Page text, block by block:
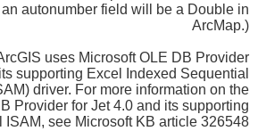
autonumber field will be a Double in
ArcMap.)
uses Microsoft OLE DB Provider
supporting Excel Indexed Sequential
driver. For more information on the
Provider for Jet 4.0 and its supporting
ISAM, see Microsoft KB article 326548.